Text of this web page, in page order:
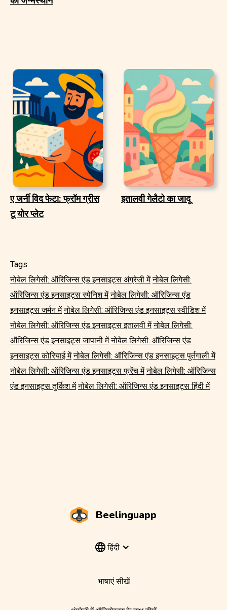
ए जर्नी विद फेटा: फ्रॉम ग्रीस
टू योर प्लेट
इतालवी गेलैटो का जादू
Tags:
नोबेल लिगेसी: ऑरिजिन्स एंड इनसाइट्स अंग्रेजी में नोबेल लिगेसी:
ऑरिजिन्स एंड इनसाइट्स स्पेनिश में नोबेल लिगेसी: ऑरिजिन्स एंड
इनसाइट्स जर्मन में नोबेल लिगेसी: ऑरिजिन्स एंड इनसाइट्स स्वीडिश में
नोबेल लिगेसी: ऑरिजिन्स एंड इनसाइट्स इतालवी में नोबेल लिगेसी:
ऑरिजिन्स एंड इनसाइट्स जापानी में नोबेल लिगेसी: ऑरिजिन्स एंड
इनसाइट्स कोरियाई में नोबेल लिगेसी: ऑरिजिन्स एंड इनसाइट्स पुर्तगाली में
नोबेल लिगेसी: ऑरिजिन्स एंड इनसाइट्स फ्रेंच में नोबेल लिगेसी: ऑरिजिन्स
एंड इनसाइट्स तुर्किश में नोबेल लिगेसी: ऑरिजिन्स एंड इनसाइट्स हिंदी में
Beelinguapp
हिंदी
भाषाएं सीखें